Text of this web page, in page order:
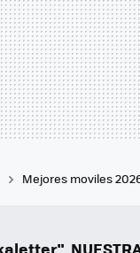
Mejores moviles